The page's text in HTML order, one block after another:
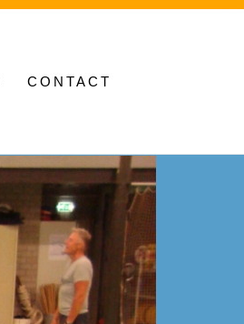
CONTACT